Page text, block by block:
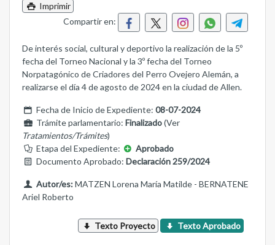
Imprimir
Compartir en:
De interés social, cultural y deportivo la realización de la 5º
fecha del Torneo Nacional y la 3º fecha del Torneo
Norpatagónico de Criadores del Perro Ovejero Alemán, a
realizarse el día 4 de agosto de 2024 en la ciudad de Allen.
Fecha de Inicio de Expediente: 08-07-2024
Trámite parlamentario: Finalizado(Ver
Tratamientos/Trámites)
Etapa del Expediente:
Aprobado
Documento Aprobado: Declaración 259/2024
Autor/es:MATZEN Lorena María Matilde - BERNATENE
Ariel Roberto
Texto Proyecto Texto Aprobado